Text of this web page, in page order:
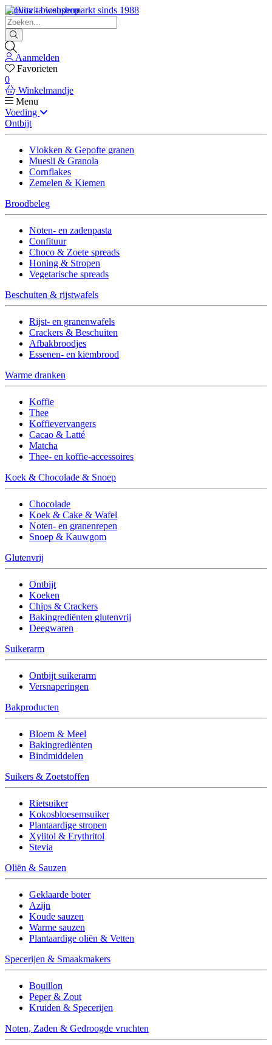
Biovita - biosupermarkt sinds 1988
Aanmelden
Favorieten
0
Winkelmandje
Menu
Voeding
Ontbijt
Vlokken & Gepofte granen
Muesli & Granola
Cornflakes
Zemelen & Kiemen
Broodbeleg
Noten- en zadenpasta
Confituur
Choco & Zoete spreads
Honing & Stropen
Vegetarische spreads
Beschuiten & rijstwafels
Rijst- en granenwafels
Crackers & Beschuiten
Afbakbroodjes
Essenen- en kiembrood
Warme dranken
Koffie
Thee
Koffievervangers
Cacao & Latté
Matcha
Thee- en koffie-accessoires
Koek & Chocolade & Snoep
Chocolade
Koek & Cake & Wafel
Noten- en granenrepen
Snoep & Kauwgom
Glutenvrij
Ontbijt
Koeken
Chips & Crackers
Bakingrediënten glutenvrij
Deegwaren
Suikerarm
Ontbijt suikerarm
Versnaperingen
Bakproducten
Bloem & Meel
Bakingrediënten
Bindmiddelen
Suikers & Zoetstoffen
Rietsuiker
Kokosbloesemsuiker
Plantaardige stropen
Xylitol & Erythritol
Stevia
Oliën & Sauzen
Geklaarde boter
Azijn
Koude sauzen
Warme sauzen
Plantaardige oliën & Vetten
Specerijen & Smaakmakers
Bouillon
Peper & Zout
Kruiden & Specerijen
Noten, Zaden & Gedroogde vruchten